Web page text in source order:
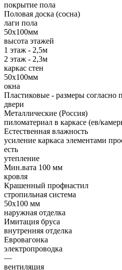
покрытие пола
Половая доска (сосна)
лаги пола
50х100мм
высота этажей
1 этаж - 2,5м
2 этаж - 2,3м
каркас стен
50х100мм
окна
Пластиковые - размеры согласно
двери
Металлические (Россия)
пиломатериал в каркасе (ев/
Естественная влажность
усиление каркаса элементами
есть
утепление
Мин.вата 100 мм
кровля
Крашенный профнастил
стропильная система
50х100 мм
наружная отделка
Имитация бруса
внутренняя отделка
Евровагонка
электропроводка
—
вентиляция